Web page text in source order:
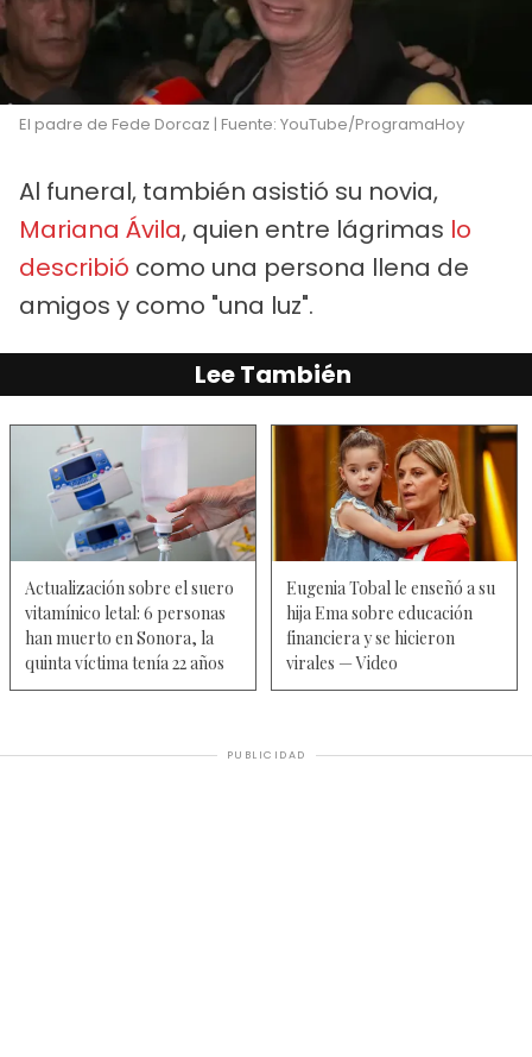
El padre de Fede Dorcaz | Fuente: YouTube/ProgramaHoy
Al funeral, también asistió su novia,
Mariana Ávila, quien entre lágrimas lo
describió como una persona llena de
amigos y como "una luz".
Lee También
Actualización sobre el suero
vitamínico letal: 6 personas
han muerto en Sonora, la
quinta víctima tenía 22 años
Eugenia Tobal le enseñó a su
hija Ema sobre educación
financiera y se hicieron
virales — Video
PUBLICIDAD